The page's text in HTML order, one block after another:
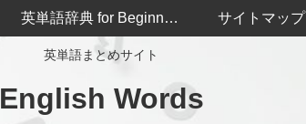
英単語まとめサイト
English Words
英単語辞典 for Beginners サイトマップ